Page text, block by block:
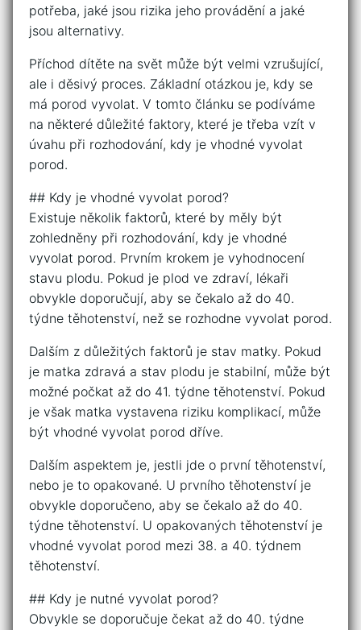
potřeba, jaké jsou rizika jeho provádění a jaké
jsou alternativy.
Příchod dítěte na svět může být velmi vzrušující,
ale i děsivý proces. Základní otázkou je, kdy se
má porod vyvolat. V tomto článku se podíváme
na některé důležité faktory, které je třeba vzít v
úvahu při rozhodování, kdy je vhodné vyvolat
porod.
## Kdy je vhodné vyvolat porod?
Existuje několik faktorů, které by měly být
zohledněny při rozhodování, kdy je vhodné
vyvolat porod. Prvním krokem je vyhodnocení
stavu plodu. Pokud je plod ve zdraví, lékaři
obvykle doporučují, aby se čekalo až do 40.
týdne těhotenství, než se rozhodne vyvolat porod.
Dalším z důležitých faktorů je stav matky. Pokud
je matka zdravá a stav plodu je stabilní, může být
možné počkat až do 41. týdne těhotenství. Pokud
je však matka vystavena riziku komplikací, může
být vhodné vyvolat porod dříve.
Dalším aspektem je, jestli jde o první těhotenství,
nebo je to opakované. U prvního těhotenství je
obvykle doporučeno, aby se čekalo až do 40.
týdne těhotenství. U opakovaných těhotenství je
vhodné vyvolat porod mezi 38. a 40. týdnem
těhotenství.
## Kdy je nutné vyvolat porod?
Obvykle se doporučuje čekat až do 40. týdne